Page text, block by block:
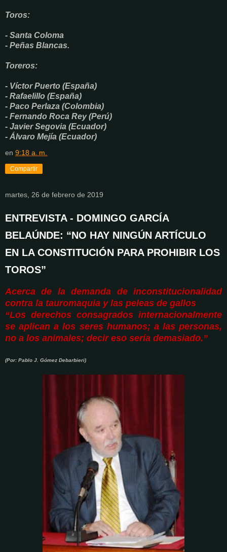
Toros:
- Santa Coloma
- Peñas Blancas.
Toreros:
- Víctor Puerto (España)
- Rafaelillo (España)
- Paco Perlaza (Colombia)
- Fernando Roca Rey (Perú)
- Javier Segovia (Ecuador)
- Álvaro Mejía (Ecuador)
en 9:18 a. m.
Compartir
martes, 26 de febrero de 2019
ENTREVISTA - DOMINGO GARCÍA
BELAÚNDE: “NO HAY NINGÚN ARTÍCULO
EN LA CONSTITUCIÓN PARA PROHIBIR LOS
TOROS”
Acerca de la demanda de inconstitucionalidad
contra la tauromaquia y las peleas de gallos
“Los derechos consagrados internacionalmente
se aplican a los seres humanos; a las personas,
no a los animales; decir eso sería demasiado.”
(Por: Pablo J. Gómez Debarbieri)